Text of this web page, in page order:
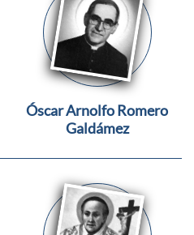
Óscar Arnolfo Romero
Galdámez